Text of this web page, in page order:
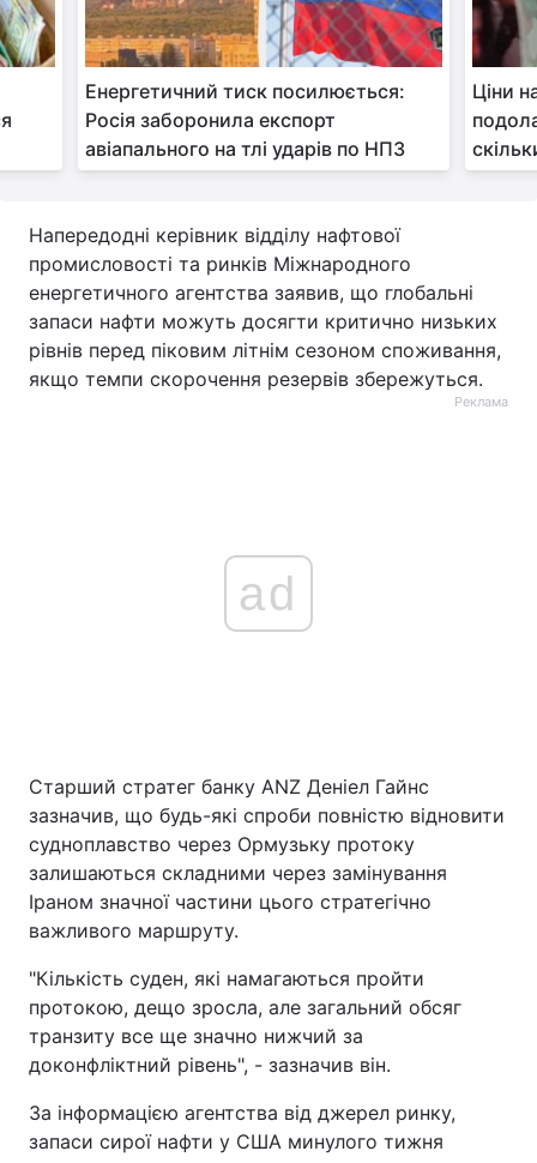
Енергетичний тиск посилюється:
Росія заборонила експорт
авіапального на тлі ударів по НПЗ
Ціни
Напередодні керівник відділу нафтової
промисловості та ринків Міжнародного
енергетичного агентства заявив, що глобальні
запаси нафти можуть досягти критично низьких
рівнів перед піковим літнім сезоном споживання,
якщо темпи скорочення резервів збережуться.
Реклама
ad
Старший стратег банку ANZ Деніел Гайнс
зазначив, що будь-які спроби повністю відновити
судноплавство через Ормузьку протоку
залишаються складними через замінування
Іраном значної частини цього стратегічно
важливого маршруту.
"Кількість суден, які намагаються пройти
протокою, дещо зросла, але загальний обсяг
транзиту все ще значно нижчий за
доконфліктний рівень", - зазначив він.
За інформацією агентства від джерел ринку,
запаси сирої нафти у США минулого тижня